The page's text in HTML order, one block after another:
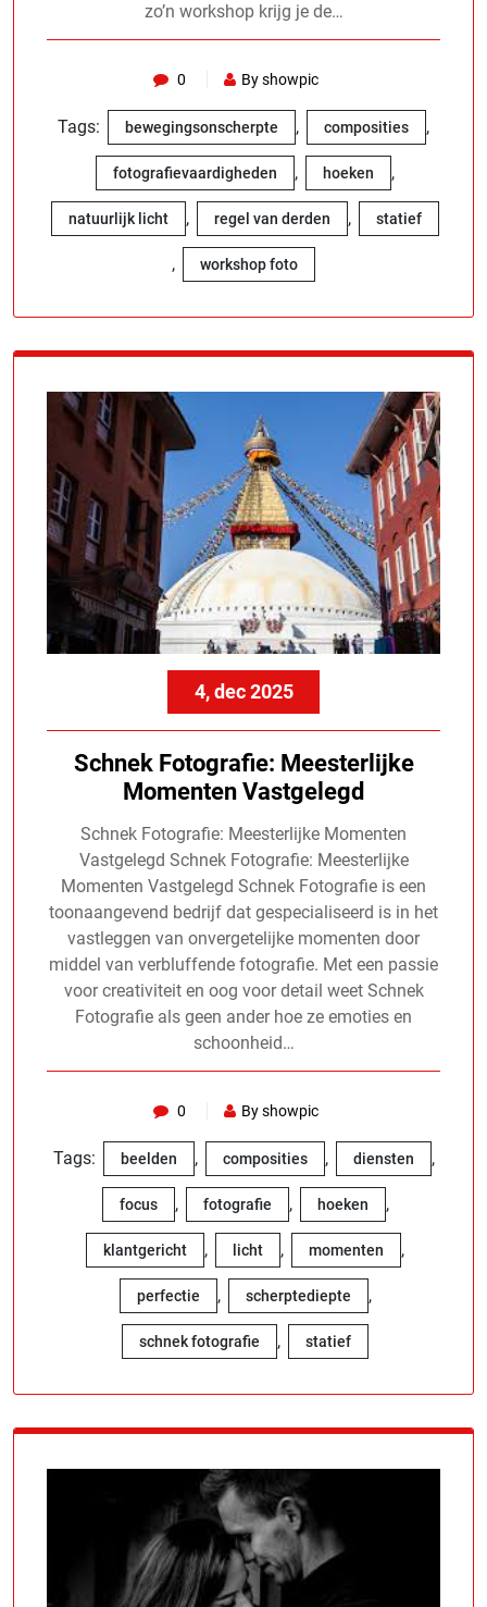
zo’n workshop krijg je de…
0 By showpic
Tags: bewegingsonscherpte , composities ,
fotografievaardigheden , hoeken ,
natuurlijk licht , regel van derden , statief
, workshop foto
4, dec 2025
Schnek Fotografie: Meesterlijke
Momenten Vastgelegd
Schnek Fotografie: Meesterlijke Momenten
Vastgelegd Schnek Fotografie: Meesterlijke
Momenten Vastgelegd Schnek Fotografie is een
toonaangevend bedrijf dat gespecialiseerd is in het
vastleggen van onvergetelijke momenten door
middel van verbluffende fotografie. Met een passie
voor creativiteit en oog voor detail weet Schnek
Fotografie als geen ander hoe ze emoties en
schoonheid…
0 By showpic
Tags: beelden , composities , diensten ,
focus , fotografie , hoeken ,
klantgericht , licht , momenten ,
perfectie , scherptediepte ,
schnek fotografie , statief